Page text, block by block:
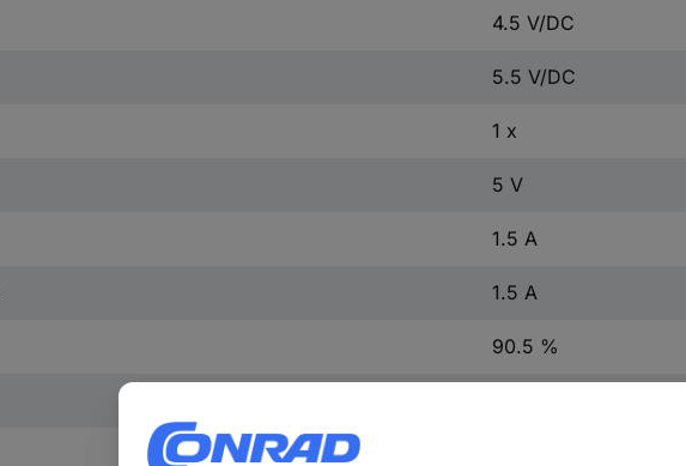
4.5 V/DC
5.5 V/DC
1 x
5 V
1.5 A
1.5 A
90.5 %